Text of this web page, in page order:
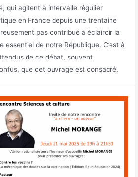
qui agitent à intervalle régulier
en France depuis une trentaine
pas contribué à éclaircir la
essentiel de notre République. C’est à
de ce débat, souvent
que cet ouvrage est consacré.